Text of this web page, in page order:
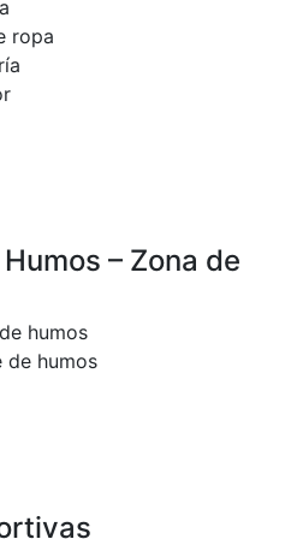
ropa
– Zona de
humos
de humos